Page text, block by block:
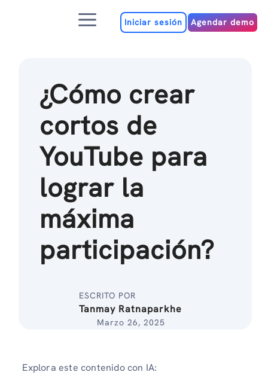
MenúIniciar sesión Agendar demo
¿Cómo crear
cortos de
YouTube para
lograr la
máxima
participación?
ESCRITO POR
Tanmay Ratnaparkhe
Marzo 26, 2025
Explora este contenido con IA: